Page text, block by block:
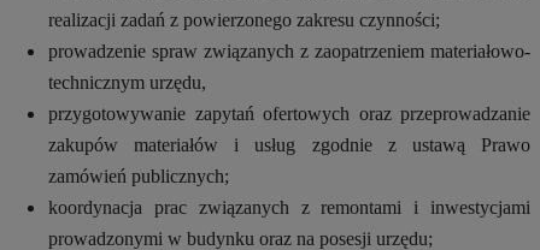
realizacji zadań z powierzonego zakresu czynności;
prowadzenie spraw związanych z zaopatrzeniem materiałowo-
technicznym urzędu,
przygotowywanie zapytań ofertowych oraz przeprowadzanie
zakupów materiałów i usług zgodnie z ustawą Prawo
zamówień publicznych;
koordynacja prac związanych z remontami i inwestycjami
prowadzonymi w budynku oraz na posesji urzędu;